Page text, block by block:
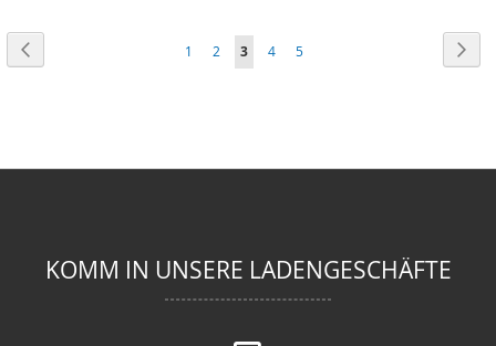
Seite
Seite
1 Seite
2
Sie
3 Seite
4 Seite
5
KOMM IN UNSERE LADENGESCHÄFTE